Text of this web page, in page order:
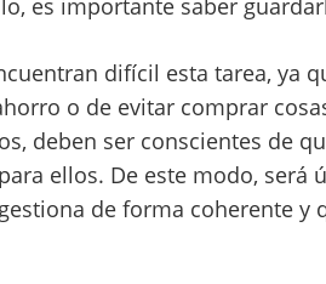
es importante saber
difícil esta tarea, ya
o de evitar comprar
deben ser conscientes de
ellos. De este modo, será
de forma coherente y